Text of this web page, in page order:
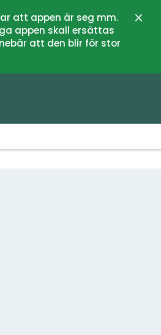
att appen är seg mm.
appen skall ersättas
att den blir för stor